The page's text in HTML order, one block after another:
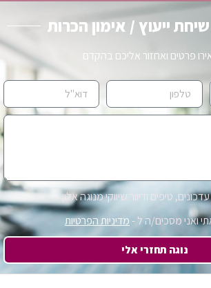
ייעוץ / אימון הכרות
פרטים ואחזור אליכם בהקדם
טיפים ודיוור שיווקי מנוגה אלון
ואני מסכים/ה ל -מדיניות הפרטיות
נוגה תחזרי אלי